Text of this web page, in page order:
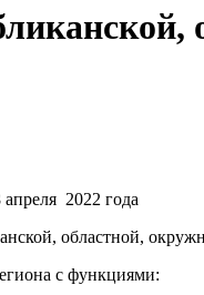
2022 года
областной,
с функциями: